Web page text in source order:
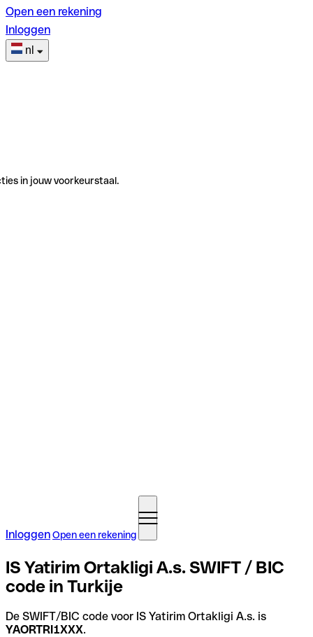
Open een rekening
Inloggen
nl
in jouw voorkeurstaal.
InloggenOpen een rekening
IS Yatirim Ortakligi A.s. SWIFT / BIC
code in Turkije
De SWIFT/BIC code voor IS Yatirim Ortakligi A.s. is
YAORTRI1XXX.